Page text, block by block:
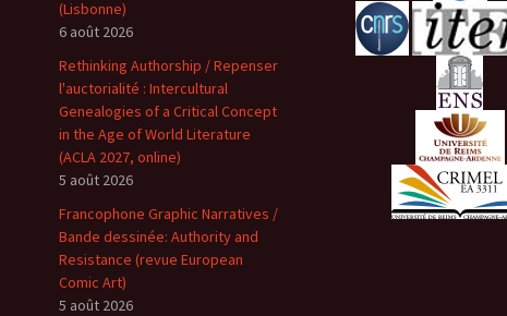
(Lisbonne)
6 août 2026
Rethinking Authorship / Repenser
l'auctorialité : Intercultural
Genealogies of a Critical Concept
in the Age of World Literature
(ACLA 2027, online)
5 août 2026
Francophone Graphic Narratives /
Bande dessinée: Authority and
Resistance (revue European
Comic Art)
5 août 2026